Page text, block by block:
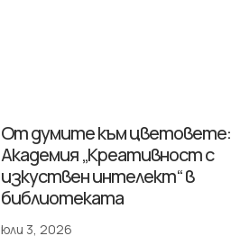
От думите към цветовете:
Академия „Креативност с
изкуствен интелект“ в
библиотеката
юли 3, 2026